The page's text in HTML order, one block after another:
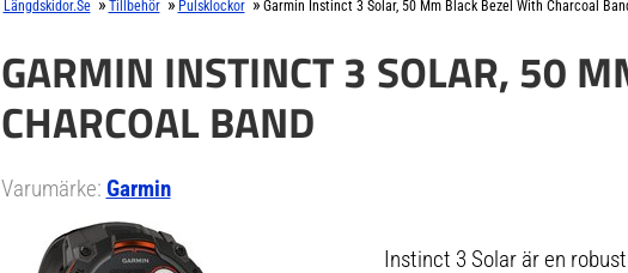
Längdskidor.se Tillbehör Pulsklockor Garmin Instinct 3 Solar, 50 Mm Black Bezel With Charcoal
GARMIN INSTINCT 3 SOLAR, 50
CHARCOAL BAND
Varumärke: Garmin
Instinct 3 Solar är en